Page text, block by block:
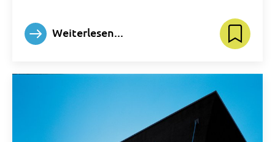
Weiterlesen...